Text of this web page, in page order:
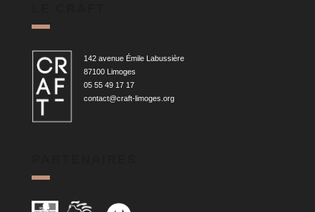
142 avenue Émile Labussière
87100 Limoges
05 55 49 17 17
contact@craft-limoges.org